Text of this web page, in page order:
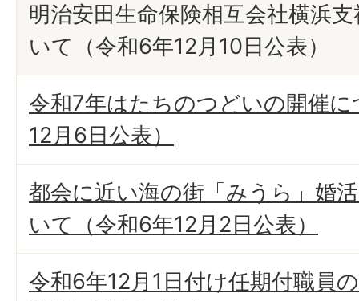
明治安田生命保険相互会社横浜
いて（令和6年12月10日公表）
令和7年はたちのつどいの開催
12月6日公表）
都会に近い海の街「みうら」婚
いて（令和6年12月2日公表）
令和6年12月1日付け任期付職員